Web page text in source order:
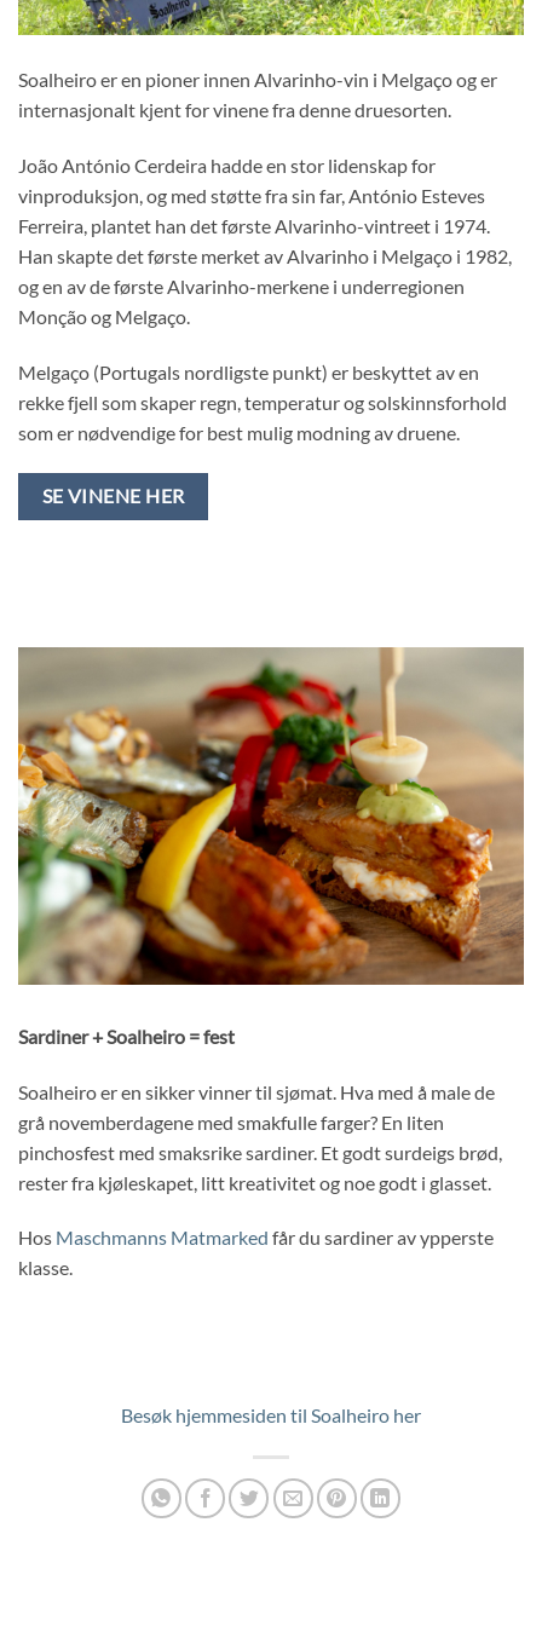
Soalheiro er en pioner innen Alvarinho-vin i Melgaço og er
internasjonalt kjent for vinene fra denne druesorten.
João António Cerdeira hadde en stor lidenskap for
vinproduksjon, og med støtte fra sin far, António Esteves
Ferreira, plantet han det første Alvarinho-vintreet i 1974.
Han skapte det første merket av Alvarinho i Melgaço i 1982,
og en av de første Alvarinho-merkene i underregionen
Monção og Melgaço.
Melgaço (Portugals nordligste punkt) er beskyttet av en
rekke fjell som skaper regn, temperatur og solskinnsforhold
som er nødvendige for best mulig modning av druene.
SE VINENE HER
Sardiner + Soalheiro = fest
Soalheiro er en sikker vinner til sjømat. Hva med å male de
grå novemberdagene med smakfulle farger? En liten
pinchosfest med smaksrike sardiner. Et godt surdeigs brød,
rester fra kjøleskapet, litt kreativitet og noe godt i glasset.
Hos Maschmanns Matmarked får du sardiner av ypperste
klasse.
Besøk hjemmesiden til Soalheiro her